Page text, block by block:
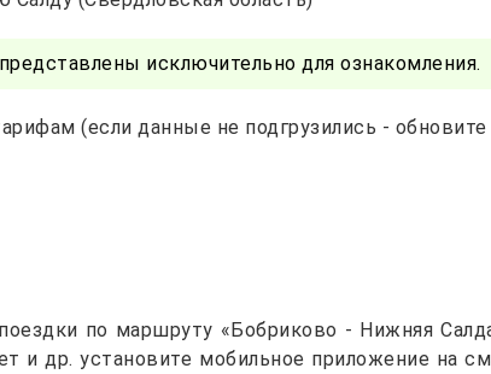
исключительно для ознакомления.
(если данные не подгрузились - обновите
по маршруту «Бобриково - Нижняя
и др. установите мобильное приложение на